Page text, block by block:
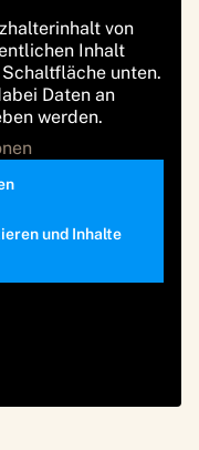
von
Inhalt
unten.
Daten an
werden.
und Inhalte